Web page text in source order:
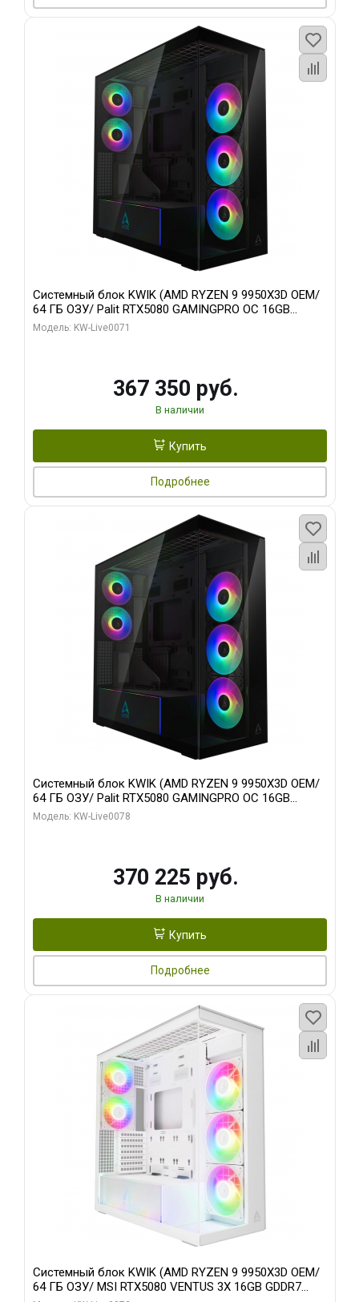
Системный блок KWIK (AMD RYZEN 9 9950X3D OEM/
64 ГБ ОЗУ/ Palit RTX5080 GAMINGPRO OC 16GB
GDDR7 256bit 3xDP HD/ 960 ГБ SSD)
Модель: KW-Live0071
367 350 руб.
В наличии
Купить
Подробнее
Системный блок KWIK (AMD RYZEN 9 9950X3D OEM/
64 ГБ ОЗУ/ Palit RTX5080 GAMINGPRO OC 16GB
GDDR7 256bit 3xDP HD/ 1 ТБ SSD)
Модель: KW-Live0078
370 225 руб.
В наличии
Купить
Подробнее
Системный блок KWIK (AMD RYZEN 9 9950X3D OEM/
64 ГБ ОЗУ/ MSI RTX5080 VENTUS 3X 16GB GDDR7